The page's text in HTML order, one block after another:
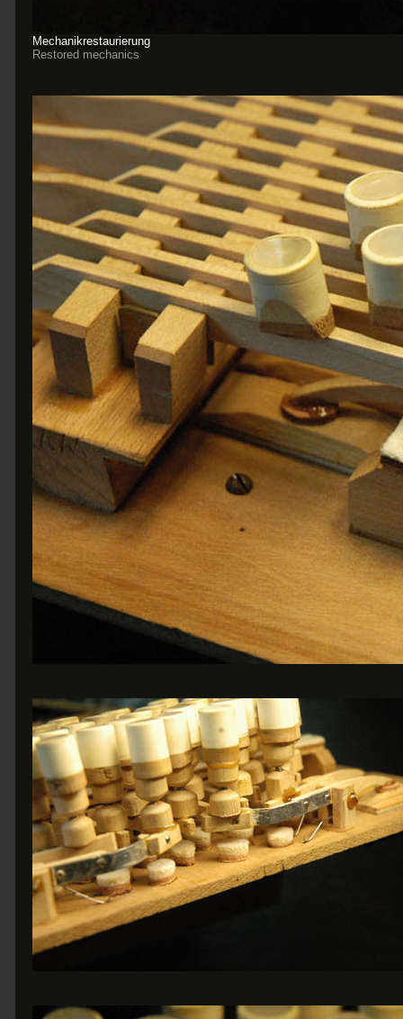
Mechanikrestaurierung
Restored mechanics